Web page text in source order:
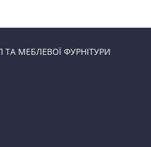
ТА МЕБЛЕВОЇ ФУРНІТУРИ